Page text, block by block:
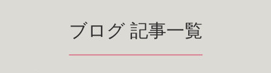
ブログ 記事一覧